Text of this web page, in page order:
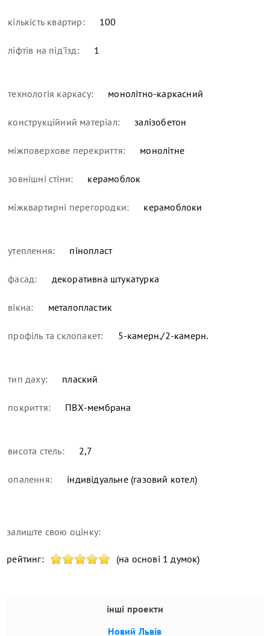
кількість квартир: 100
ліфтів на під'їзд: 1
технологія каркасу: монолітно-каркасний
конструкційний матеріал: залізобетон
міжповерхове перекриття: монолітне
зовнішні стіни: керамоблок
міжквартирні перегородки: керамоблоки
утеплення: пінопласт
фасад: декоративна штукатурка
вікна: металопластик
профіль та склопакет: 5-камерн./2-камерн.
тип даху: плаский
покриття: ПВХ-мембрана
висота стель: 2,7
опалення: індивідуальне (газовий котел)
залиште свою оцінку:
рейтинг: (на основі 1 думок)
інші проекти
Новий Львів